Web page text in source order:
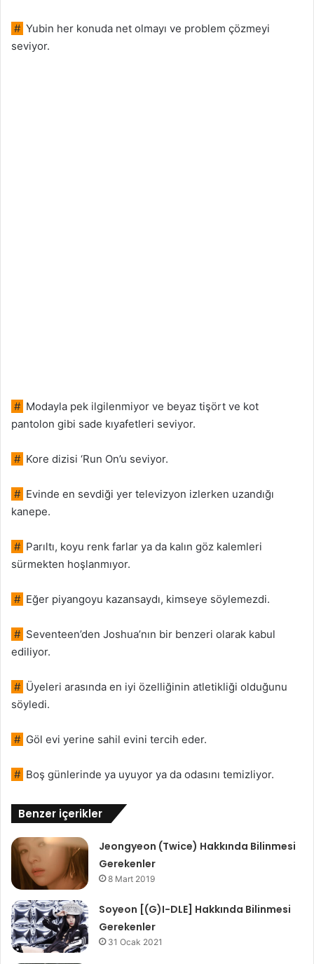
# Yubin her konuda net olmayı ve problem çözmeyi
seviyor.
# Modayla pek ilgilenmiyor ve beyaz tişört ve kot
pantolon gibi sade kıyafetleri seviyor.
# Kore dizisi ‘Run On’u seviyor.
# Evinde en sevdiği yer televizyon izlerken uzandığı
kanepe.
# Parıltı, koyu renk farlar ya da kalın göz kalemleri
sürmekten hoşlanmıyor.
# Eğer piyangoyu kazansaydı, kimseye söylemezdi.
# Seventeen’den Joshua’nın bir benzeri olarak kabul
ediliyor.
# Üyeleri arasında en iyi özelliğinin atletikliği olduğunu
söyledi.
# Göl evi yerine sahil evini tercih eder.
# Boş günlerinde ya uyuyor ya da odasını temizliyor.
Benzer içerikler
Jeongyeon (Twice) Hakkında Bilinmesi
Gerekenler
8 Mart 2019
Soyeon [(G)I-DLE] Hakkında Bilinmesi
Gerekenler
31 Ocak 2021